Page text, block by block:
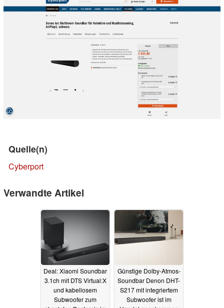
Quelle(n)
Cyberport
Verwandte Artikel
Deal: Xiaomi Soundbar
3.1ch mit DTS Virtual:X
und kabellosem
Subwoofer zum
Günstige Dolby-Atmos-
Soundbar Denon DHT-
S217 mit integriertem
Subwoofer ist im